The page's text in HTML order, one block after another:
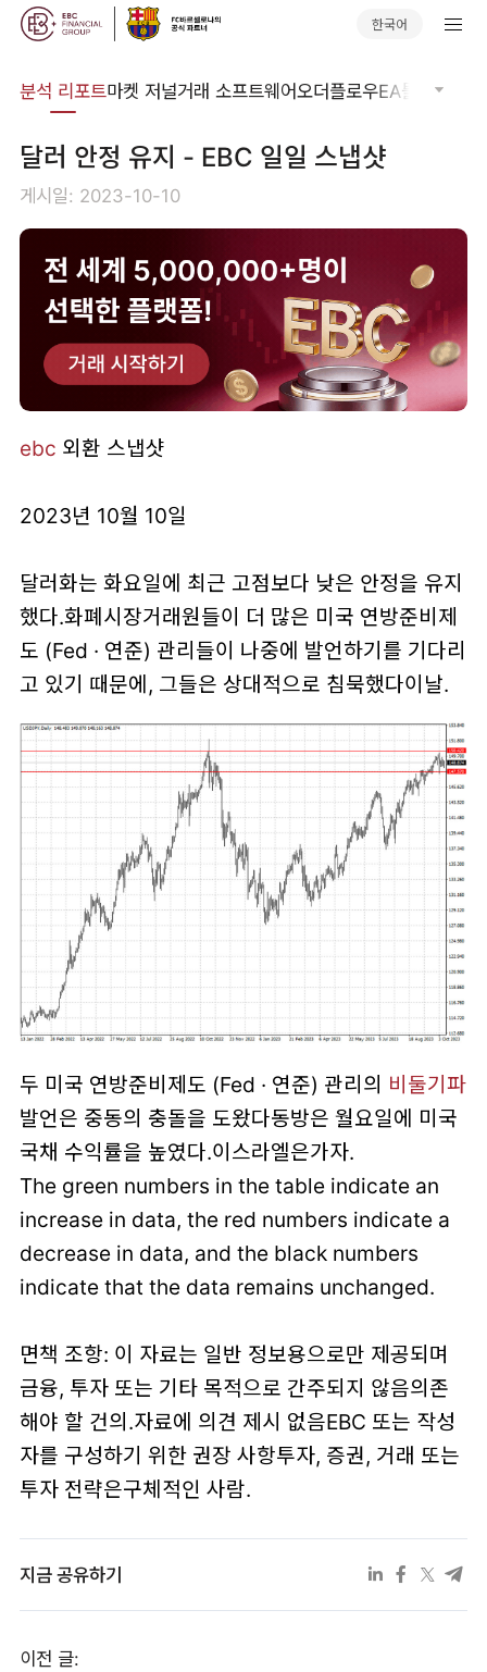
한국어
분석 리포트마켓 저널거래 소프트웨어오더플로우EA툴킷 트레
달러 안정 유지 - EBC 일일 스냅샷
게시일: 2023-10-10
ebc 외환 스냅샷
2023년 10월 10일
달러화는 화요일에 최근 고점보다 낮은 안정을 유지
했다.화폐시장거래원들이 더 많은 미국 연방준비제
도 (Fed · 연준) 관리들이 나중에 발언하기를 기다리
고 있기 때문에, 그들은 상대적으로 침묵했다이날.
두 미국 연방준비제도 (Fed · 연준) 관리의 비둘기파
발언은 중동의 충돌을 도왔다동방은 월요일에 미국
국채 수익률을 높였다.이스라엘은가자.
The green numbers in the table indicate an
increase in data, the red numbers indicate a
decrease in data, and the black numbers
indicate that the data remains unchanged.
면책 조항: 이 자료는 일반 정보용으로만 제공되며
금융, 투자 또는 기타 목적으로 간주되지 않음의존
해야 할 건의.자료에 의견 제시 없음EBC 또는 작성
자를 구성하기 위한 권장 사항투자, 증권, 거래 또는
투자 전략은구체적인 사람.
지금 공유하기
이전 글: